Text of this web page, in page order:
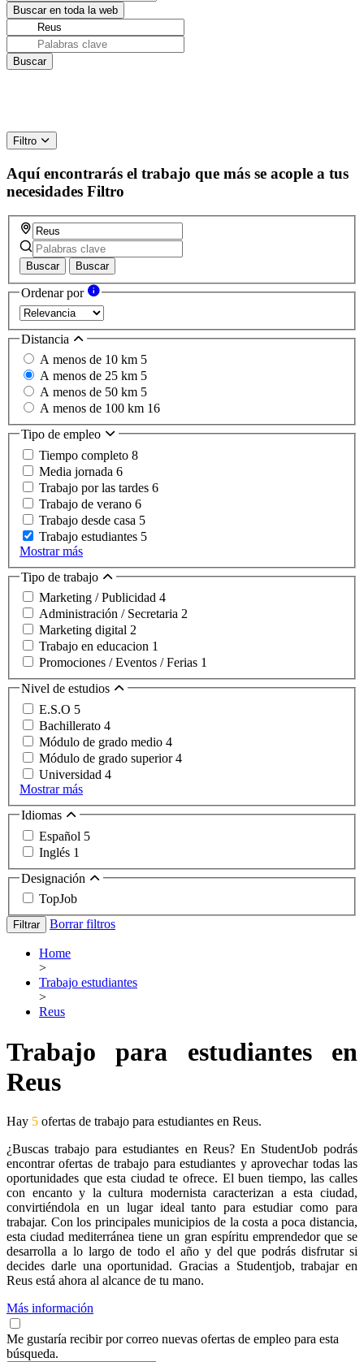
Filtro
Aquí encontrarás el trabajo que más se acople a tus
necesidades Filtro
Buscar Buscar
Ordenar por
Distancia
A menos de 10 km 5
A menos de 25 km 5
A menos de 50 km 5
A menos de 100 km 16
Tipo de empleo
Tiempo completo 8
Media jornada 6
Trabajo por las tardes 6
Trabajo de verano 6
Trabajo desde casa 5
Trabajo estudiantes 5
Mostrar más
Tipo de trabajo
Marketing / Publicidad 4
Administración / Secretaria 2
Marketing digital 2
Trabajo en educacion 1
Promociones / Eventos / Ferias 1
Nivel de estudios
E.S.O 5
Bachillerato 4
Módulo de grado medio 4
Módulo de grado superior4
Universidad 4
Mostrar más
Idiomas
Español 5
Inglés 1
Designación
TopJob
Filtrar Borrar filtros
Home
>
Trabajo estudiantes
>
Reus
Trabajo para estudiantes en
Reus
Hay 5 ofertas de trabajo para estudiantes en Reus.
¿Buscas trabajo para estudiantes en Reus? En StudentJob podrás
encontrar ofertas de trabajo para estudiantes y aprovechar todas las
oportunidades que esta ciudad te ofrece. El buen tiempo, las calles
con encanto y la cultura modernista caracterizan a esta ciudad,
convirtiéndola en un lugar ideal tanto para estudiar como para
trabajar. Con los principales municipios de la costa a poca distancia,
esta ciudad mediterránea tiene un gran espíritu emprendedor que se
desarrolla a lo largo de todo el año y del que podrás disfrutar si
decides darle una oportunidad. Gracias a Studentjob, trabajar en
Reus está ahora al alcance de tu mano.
Más información
Me gustaría recibir por correo nuevas ofertas de empleo para esta
búsqueda.